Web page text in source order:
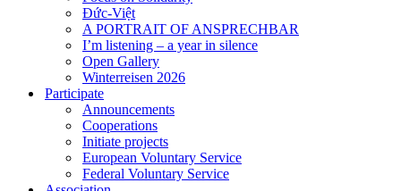
Đức-Việt
A PORTRAIT OF ANSPRECHBAR
I’m listening – a year in silence
Open Gallery
Winterreisen 2026
Participate
Announcements
Cooperations
Initiate projects
European Voluntary Service
Federal Voluntary Service